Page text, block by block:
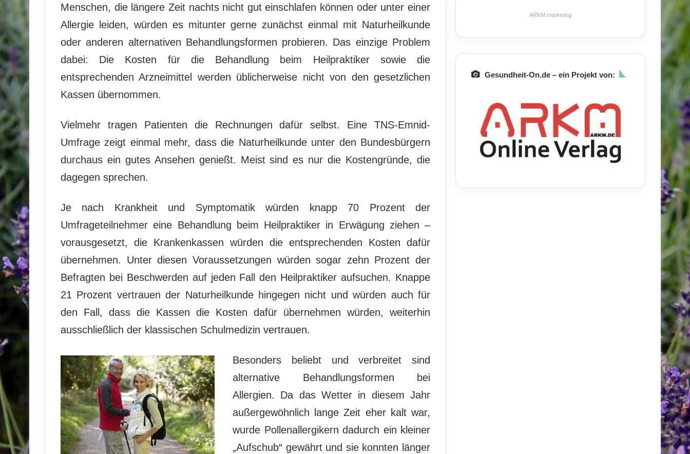
Menschen, die längere Zeit nachts nicht gut einschlafen können oder unter einer
Allergie leiden, würden es mitunter gerne zunächst einmal mit Naturheilkunde
oder anderen alternativen Behandlungsformen probieren. Das einzige Problem
dabei: Die Kosten für die Behandlung beim Heilpraktiker sowie die
entsprechenden Arzneimittel werden üblicherweise nicht von den gesetzlichen
Kassen übernommen.
Vielmehr tragen Patienten die Rechnungen dafür selbst. Eine TNS-Emnid-
Umfrage zeigt einmal mehr, dass die Naturheilkunde unter den Bundesbürgern
durchaus ein gutes Ansehen genießt. Meist sind es nur die Kostengründe, die
dagegen sprechen.
Je nach Krankheit und Symptomatik würden knapp 70 Prozent der
Umfrageteilnehmer eine Behandlung beim Heilpraktiker in Erwägung ziehen –
vorausgesetzt, die Krankenkassen würden die entsprechenden Kosten dafür
übernehmen. Unter diesen Voraussetzungen würden sogar zehn Prozent der
Befragten bei Beschwerden auf jeden Fall den Heilpraktiker aufsuchen. Knappe
21 Prozent vertrauen der Naturheilkunde hingegen nicht und würden auch für
den Fall, dass die Kassen die Kosten dafür übernehmen würden, weiterhin
ausschließlich der klassischen Schulmedizin vertrauen.
Besonders beliebt und verbreitet sind
alternative Behandlungsformen bei
Allergien. Da das Wetter in diesem Jahr
außergewöhnlich lange Zeit eher kalt war,
wurde Pollenallergikern dadurch ein kleiner
„Aufschub“ gewährt und sie konnten länger
ARKM.marketing
Gesundheit-On.de – ein Projekt von: